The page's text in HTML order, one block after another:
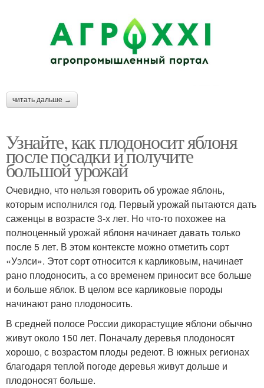
читать дальше →
Узнайте, как плодоносит яблоня
после посадки и получите
большой урожай
Очевидно, что нельзя говорить об урожае яблонь,
которым исполнился год. Первый урожай пытаются дать
саженцы в возрасте 3-х лет. Но что-то похожее на
полноценный урожай яблоня начинает давать только
после 5 лет. В этом контексте можно отметить сорт
«Уэлси». Этот сорт относится к карликовым, начинает
рано плодоносить, а со временем приносит все больше
и больше яблок. В целом все карликовые породы
начинают рано плодоносить.
В средней полосе России дикорастущие яблони обычно
живут около 150 лет. Поначалу деревья плодоносят
хорошо, с возрастом плоды редеют. В южных регионах
благодаря теплой погоде деревья живут дольше и
плодоносят больше.